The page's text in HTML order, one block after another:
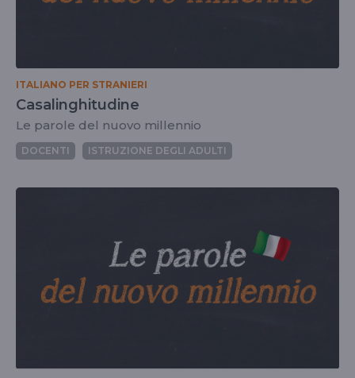
ITALIANO PER STRANIERI
Casalinghitudine
Le parole del nuovo millennio
DOCENTI ISTRUZIONE DEGLI ADULTI